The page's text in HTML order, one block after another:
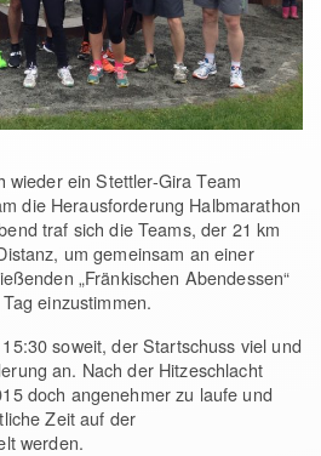
wieder ein Stettler-Gira Team
die Herausforderung Halbmarathon
traf sich die Teams, der 21 km
um gemeinsam an einer
„Fränkischen Abendessen“
einzustimmen.
soweit, der Startschuss viel und
an. Nach der Hitzeschlacht
doch angenehmer zu laufe und
Zeit auf der
werden.